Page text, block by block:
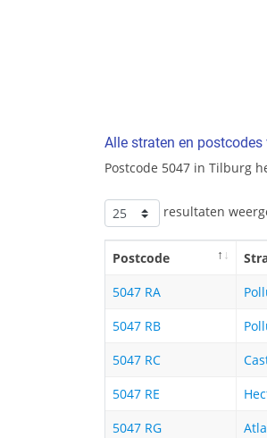
Alle straten en
Postcode 5047 in Tilburg
resultaten
Postcode
5047 RA
5047 RB
5047 RC
5047 RE
5047 RG